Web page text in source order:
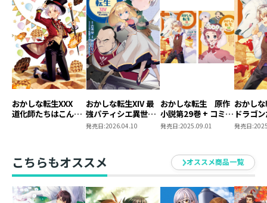
おかしな転生XXX
道化師たちはこんが
おかしな転生XIV 最
強パティシエ異世界
降臨
発売日:2026.04.10
おかしな転生 原作
小説第29巻 + コミッ
クス第13巻 2冊同
発売日:2025.09.01
おかし
ドラゴ
きたてを
発売日:
こちらもオススメ オススメ商品一覧